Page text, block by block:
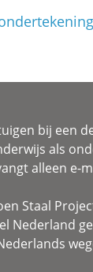
bij een
als
alleen e-
Staal
Nederland